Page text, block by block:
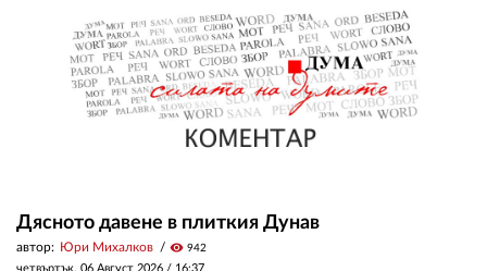
Дясното давене в плиткия Дунав
автор: Юри Михалков visibility 942
четвъртък, 06 Август 2026 / 16:37